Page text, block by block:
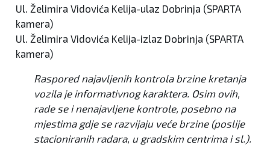
Ul. Želimira Vidovića Kelija-ulaz Dobrinja (SPARTA
kamera)
Ul. Želimira Vidovića Kelija-izlaz Dobrinja (SPARTA
kamera)
Raspored najavljenih kontrola brzine kretanja
vozila je informativnog karaktera. Osim ovih,
rade se i nenajavljene kontrole, posebno na
mjestima gdje se razvijaju veće brzine (poslije
stacioniranih radara, u gradskim centrima i sl.).